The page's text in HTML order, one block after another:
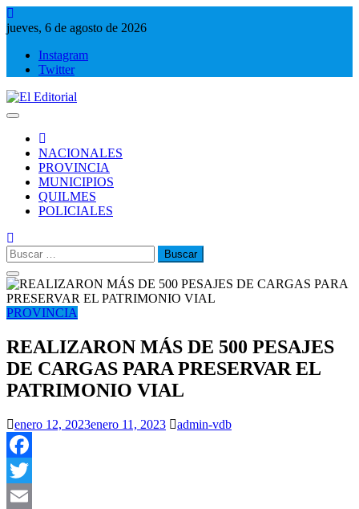
Saltar
al
jueves, 6 de agosto de 2026
Instagram
Twitter
NACIONALES
PROVINCIA
MUNICIPIOS
QUILMES
POLICIALES
Buscar:
PROVINCIA
REALIZARON MÁS DE 500 PESAJES
DE CARGAS PARA PRESERVAR EL
PATRIMONIO VIAL
enero 12, 2023enero 11, 2023 admin-vdb
Facebook
Twitter